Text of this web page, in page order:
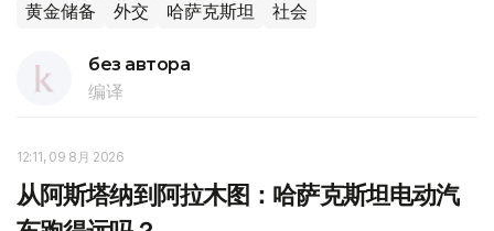
黄金储备 外交 哈萨克斯坦 社会
без автора
编译
12:11, 09 8月 2026
从阿斯塔纳到阿拉木图：哈萨克斯坦电动汽